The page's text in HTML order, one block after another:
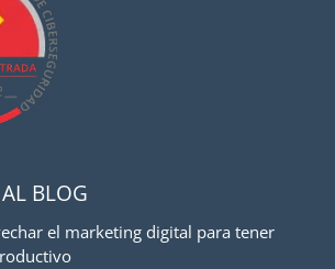
BLOG
el marketing digital para tener